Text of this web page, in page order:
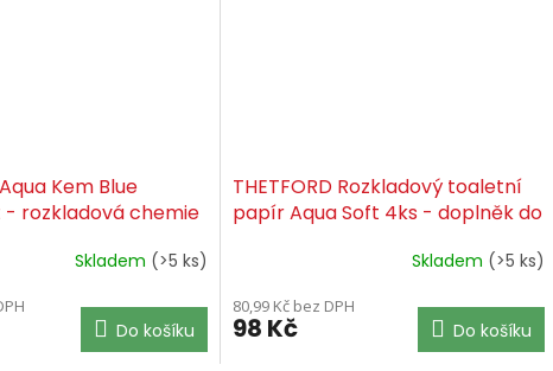
Kem Blue
rozkladová chemie
Skladem (>5 ks)
Do košíku
THETFORD Rozkladový toaletní
papír Aqua Soft 4ks - doplněk do
Skladem (>5 ks)
80,99 Kč bez DPH
98 Kč Do košíku